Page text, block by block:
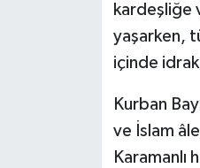
kardeşliğe
yaşarken,
içinde
Kurban
ve İslam
Karamanlı